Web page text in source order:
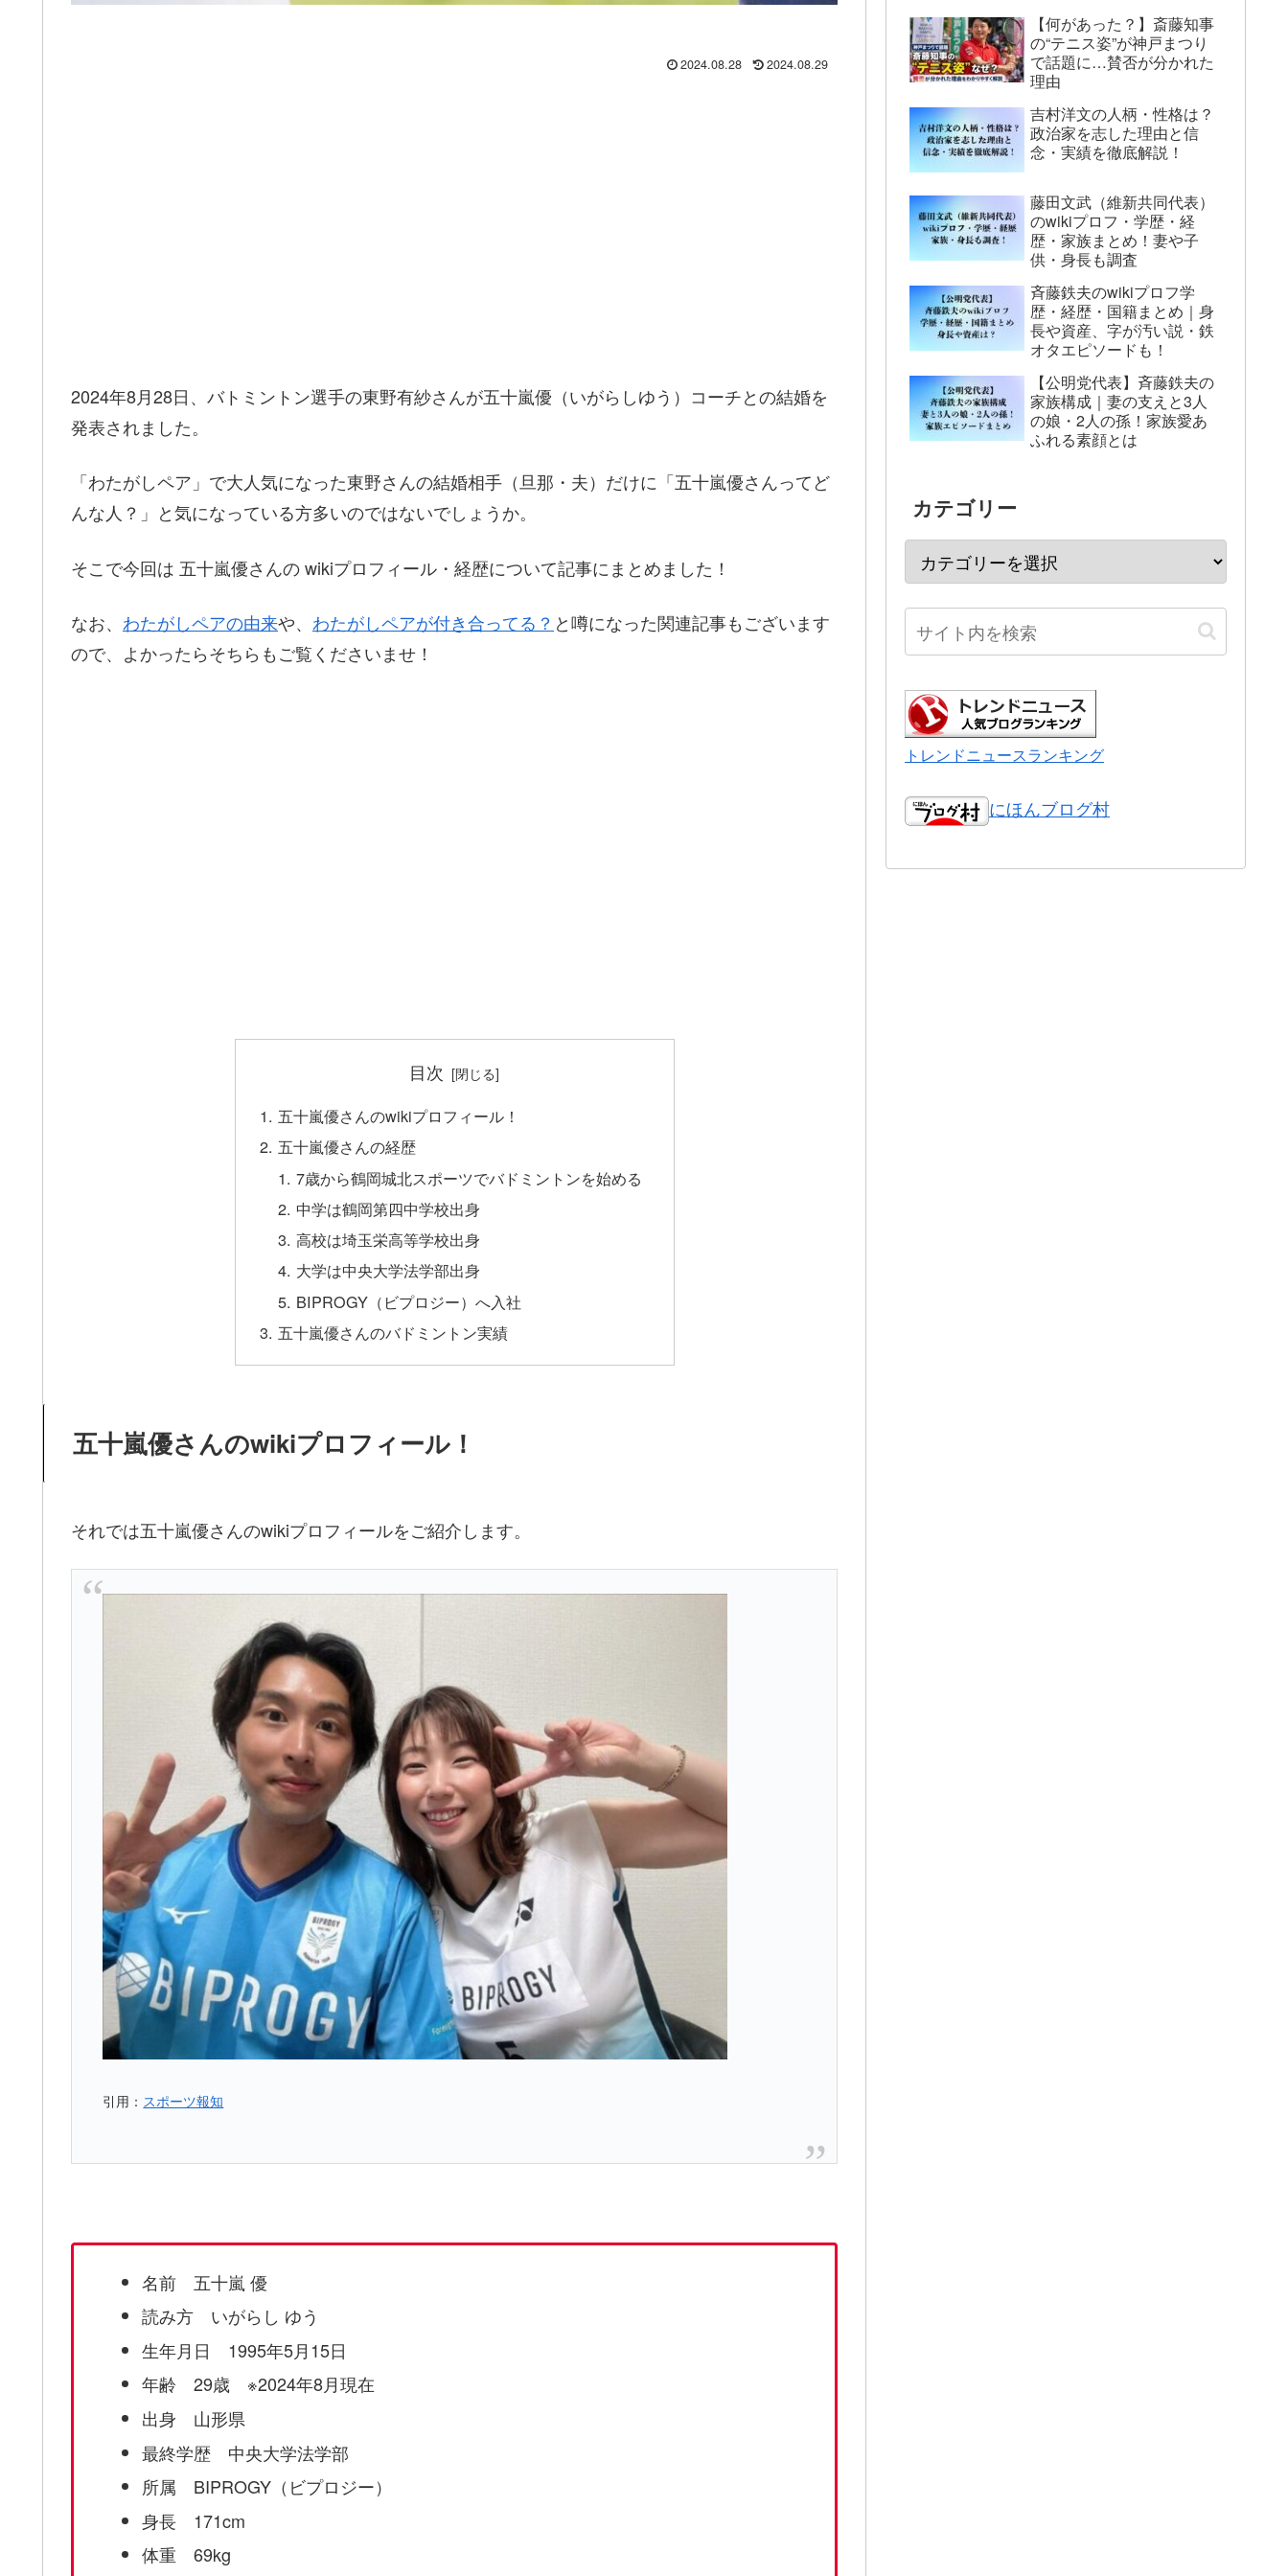
2024.08.28 2024.08.29
2024年8月28日、バトミントン選手の東野有紗さんが五十嵐優（いがらしゆう）コーチとの結婚を
発表されました。
「わたがしペア」で大人気になった東野さんの結婚相手（旦那・夫）だけに「五十嵐優さんってど
んな人？」と気になっている方多いのではないでしょうか。
そこで今回は 五十嵐優さんの wikiプロフィール・経歴について記事にまとめました！
なお、 わたがしペアの由来や、 わたがしペアが付き合ってる？ と噂になった関連記事もございます
ので、よかったらそちらもご覧くださいませ！
目次
五十嵐優さんのwikiプロフィール！
五十嵐優さんの経歴
7歳から鶴岡城北スポーツでバドミントンを始める
中学は鶴岡第四中学校出身
高校は埼玉栄高等学校出身
大学は中央大学法学部出身
BIPROGY（ビプロジー）へ入社
五十嵐優さんのバドミントン実績
五十嵐優さんのwikiプロフィール！
それでは五十嵐優さんのwikiプロフィールをご紹介します。
引用： スポーツ報知
名前 五十嵐 優
読み方 いがらし ゆう
生年月日 1995年5月15日
年齢 29歳 ※2024年8月現在
出身 山形県
最終学歴 中央大学法学部
所属 BIPROGY（ビプロジー）
身長 171cm
体重 69kg
【何があった？】斎藤知事
の“テニス姿”が神戸まつり
で話題に…賛否が分かれた
理由
吉村洋文の人柄・性格は？
政治家を志した理由と信
念・実績を徹底解説！
藤田文武（維新共同代表）
のwikiプロフ・学歴・経
歴・家族まとめ！妻や子
供・身長も調査
斉藤鉄夫のwikiプロフ学
歴・経歴・国籍まとめ｜身
長や資産、字が汚い説・鉄
オタエピソードも！
【公明党代表】斉藤鉄夫の
家族構成｜妻の支えと3人
の娘・2人の孫！家族愛あ
ふれる素顔とは
カテゴリー
トレンドニュースランキング
にほんブログ村